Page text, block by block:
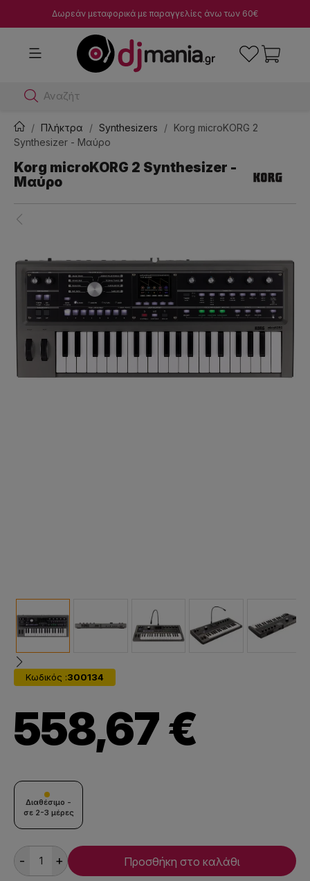
Δωρεάν μεταφορικά με παραγγελίες άνω των 60€
Αναζήτησε dj μί
Πλήκτρα Synthesizers
Korg microKORG 2
Synthesizer - Μαύρο
Korg microKORG 2 Synthesizer -
Μαύρο
Κωδικός :300134
558,67 €
Διαθέσιμο -
σε 2-3 μέρες
- + Προσθήκη στο καλάθι